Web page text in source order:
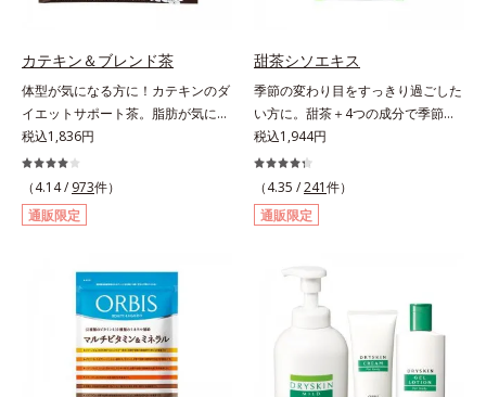
カテキン＆ブレンド茶
体型が気になる方に！カテキンのダ
イエットサポート茶。脂肪が気にな
る食事と一緒にカテキンを。さら
に、食物繊維とコーンシルクエキス
で、ぽっこりやからだの巡りをケ
ア。カテキン・コーンシルク・食物
繊維のトリプルパワーがダイエット
税込1,836円
（4.14 / 973件）
通販限定
甜茶シソエキス
季節の変わり目をすっきり過ごした
い方に。甜茶＋4つの成分で季節に
負けない健康づくりを。GODポリ
フェノールを含むバラ科の甜茶に加
え、3種の植物成分（シソ種子エキ
ス、シジュウムグァバエキス、黄杞
葉エキス）とビタミンEを配合しま
作用。眠くなることもないので、仕
事はもちろん車を運転するときにも
大丈夫。いつでも気軽に摂れます。
気になる不快感に直接アプローチし
て、季節に負けない健康づくりを応
援します。「ムズムズしそうで窓を
税込1,944円
（4.35 /241件）
通販限定